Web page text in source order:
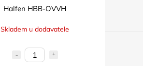
Halfen HBB-OVVH
Skladem u dodavatele